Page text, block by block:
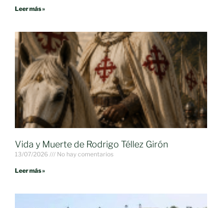
Leer más »
Vida y Muerte de Rodrigo Téllez Girón
13/07/2026 No hay comentarios
Leer más »